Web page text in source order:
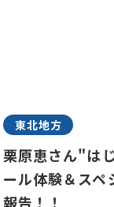
東北地方
栗原恵さん"は
ール体験＆ス
報告！！